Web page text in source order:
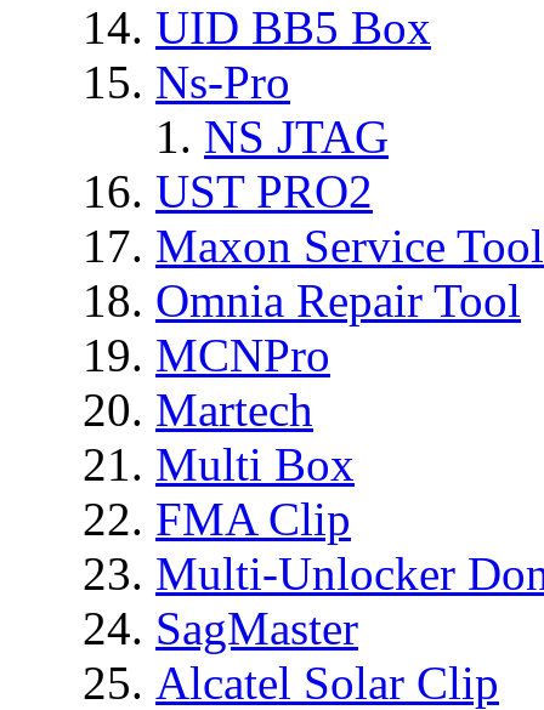
UID BB5 Box
Ns-Pro
NS JTAG
UST PRO2
Maxon Service
Omnia Repair Tool
MCNPro
Martech
Multi Box
FMA Clip
Multi-Unlocker
SagMaster
Alcatel Solar Clip